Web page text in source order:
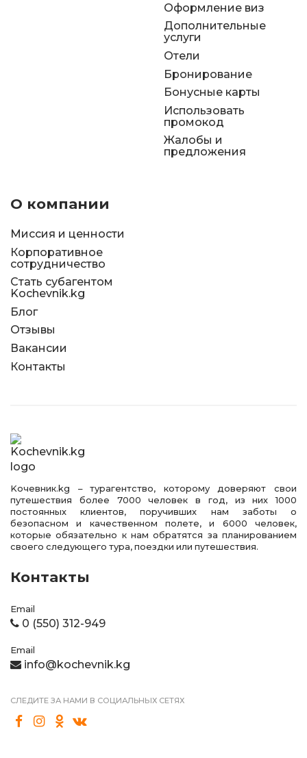
Оформление виз
Дополнительные
услуги
Отели
Бронирование
Бонусные карты
Использовать
промокод
Жалобы и
предложения
О компании
Миссия и ценности
Корпоративное
сотрудничество
Стать субагентом
Kochevnik.kg
Блог
Отзывы
Вакансии
Контакты
Kочевник.kg – турагентство, которому доверяют свои
путешествия более 7000 человек в год, из них 1000
постоянных клиентов, поручивших нам заботы о
безопасном и качественном полете, и 6000 человек,
которые обязательно к нам обратятся за планированием
своего следующего тура, поездки или путешествия.
Контакты
Email
0 (550) 312-949
Email
info@kochevnik.kg
СЛЕДИТЕ ЗА НАМИ В СОЦИАЛЬНЫХ СЕТЯХ